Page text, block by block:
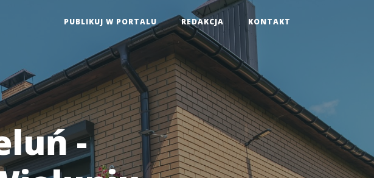
PUBLIKUJ W PORTALU REDAKCJA KONTAKT
-